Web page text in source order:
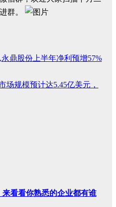
群。
鼎股份上半年净利预增57%
场规模预计达5.45亿美元，
看看你熟悉的企业都有谁